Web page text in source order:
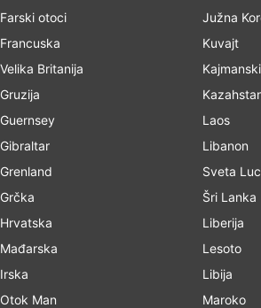
Farski otoci
Francuska
Velika Britanija
Gruzija
Guernsey
Gibraltar
Grenland
Grčka
Hrvatska
Mađarska
Irska
Otok Man
Južna
Kuvajt
Laos
Libanon
Sveta
Šri Lanka
Liberija
Lesoto
Libija
Maroko